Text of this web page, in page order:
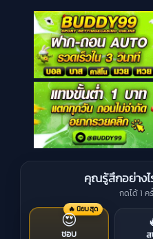
คุณรู้สึกอย่างไ
กดได้ 1 ค
🔥 นิยมสุด
😍
ชอบ ส